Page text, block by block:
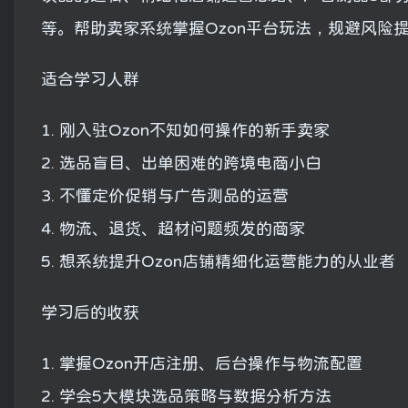
等。帮助卖家系统掌握Ozon平台玩法，规避风险提
适合学习人群
1. 刚入驻Ozon不知如何操作的新手卖家
2. 选品盲目、出单困难的跨境电商小白
3. 不懂定价促销与广告测品的运营
4. 物流、退货、超材问题频发的商家
5. 想系统提升Ozon店铺精细化运营能力的从业者
学习后的收获
1. 掌握Ozon开店注册、后台操作与物流配置
2. 学会5大模块选品策略与数据分析方法